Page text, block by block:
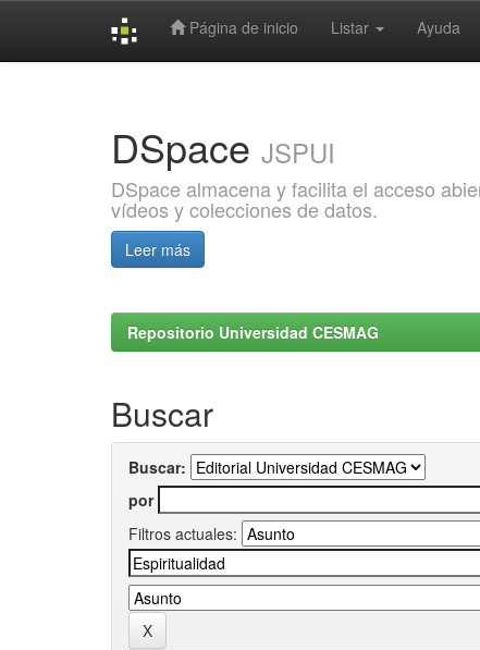
Página de inicio Listar Ayuda
DSpace JSPUI
DSpace almacena y facilita el acceso
vídeos y colecciones de datos.
Leer más
Repositorio Universidad CESMAG
Buscar
Buscar:
por
Filtros actuales: